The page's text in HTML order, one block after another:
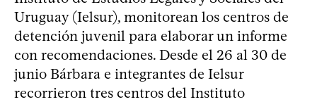
Uruguay (Ielsur), monitorean los centros de
detención juvenil para elaborar un informe
con recomendaciones. Desde el 26 al 30 de
junio Bárbara e integrantes de Ielsur
recorrieron tres centros del Instituto